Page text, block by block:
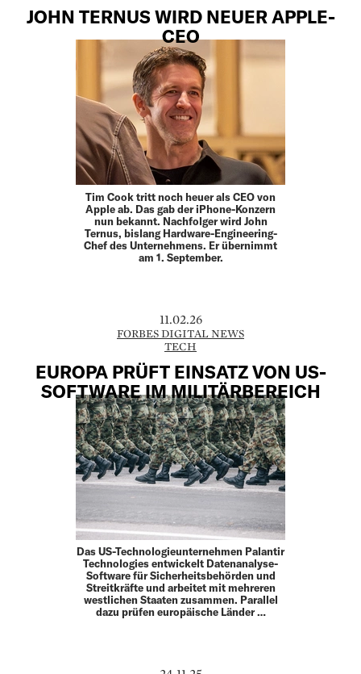
JOHN TERNUS WIRD NEUER APPLE-
CEO
Tim Cook tritt noch heuer als CEO von
Apple ab. Das gab der iPhone-Konzern
nun bekannt. Nachfolger wird John
Ternus, bislang Hardware-Engineering-
Chef des Unternehmens. Er übernimmt
am 1. September.
11.02.26
FORBES DIGITAL NEWS
TECH
EUROPA PRÜFT EINSATZ VON US-
SOFTWARE IM MILITÄRBEREICH
Das US-Technologieunternehmen Palantir
Technologies entwickelt Datenanalyse-
Software für Sicherheitsbehörden und
Streitkräfte und arbeitet mit mehreren
westlichen Staaten zusammen. Parallel
dazu prüfen europäische Länder …